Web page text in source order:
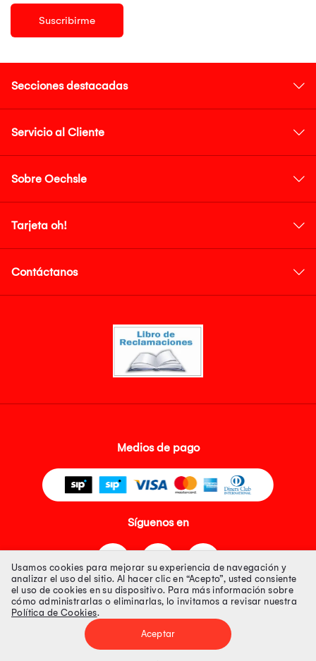
Suscribirme
Secciones destacadas
Servicio al Cliente
Sobre Oechsle
Tarjeta oh!
Contáctanos
Medios de pago
Síguenos en
Tienda 100% Segura
Tiendas Peruanas S.A. R.U.C. Nº 20493020618. Todos los derechos
Usamos cookies para mejorar su experiencia de navegación y
analizar el uso del sitio. Al hacer clic en “Acepto”, usted consiente
el uso de cookies en su dispositivo. Para más información sobre
cómo administrarlas o eliminarlas, lo invitamos a revisar nuestra
Política de Cookies.
Aceptar